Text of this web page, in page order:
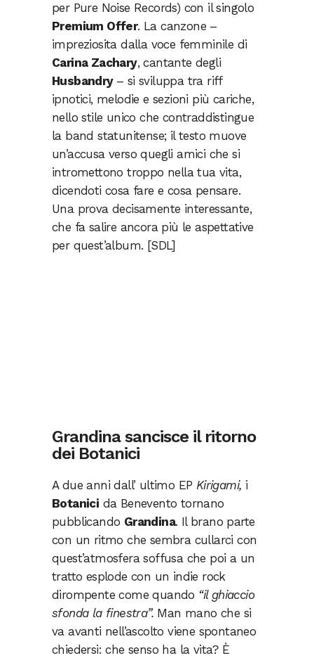
per Pure Noise Records) con il singolo
Premium Offer. La canzone –
impreziosita dalla voce femminile di
Carina Zachary, cantante degli
Husbandry – si sviluppa tra riff
ipnotici, melodie e sezioni più cariche,
nello stile unico che contraddistingue
la band statunitense; il testo muove
un’accusa verso quegli amici che si
intromettono troppo nella tua vita,
dicendoti cosa fare e cosa pensare.
Una prova decisamente interessante,
che fa salire ancora più le aspettative
per quest’album. [SDL]
Grandina sancisce il ritorno
dei Botanici
A due anni dall’ ultimo EP Kirigami, i
Botanici da Benevento tornano
pubblicando Grandina. Il brano parte
con un ritmo che sembra cullarci con
quest’atmosfera soffusa che poi a un
tratto esplode con un indie rock
dirompente come quando “il ghiaccio
sfonda la finestra”. Man mano che si
va avanti nell’ascolto viene spontaneo
chiedersi: che senso ha la vita? È